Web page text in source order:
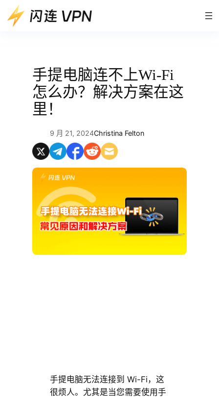
至
手提电脑连不上Wi-Fi
怎么办？解决方案在这
里！
9 月 21, 2024Christina Felton
手提电脑无法连接到 Wi-Fi，这
很烦人。尤其是当您需要使用手